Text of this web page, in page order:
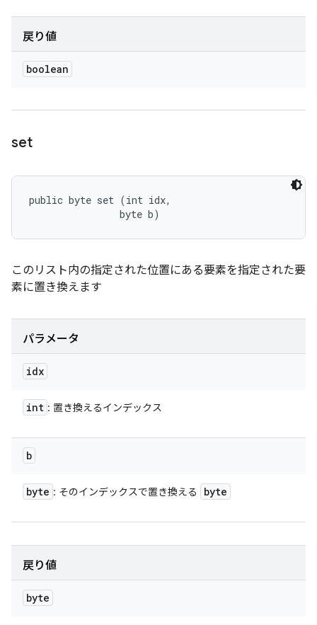
戻り値
boolean
set
public byte set (int idx,
                byte b)
このリスト内の指定された位置にある要素を指定された要
素に置き換えます
パラメータ
idx
int : 置き換えるインデックス
b
byte : そのインデックスで置き換える byte
戻り値
byte